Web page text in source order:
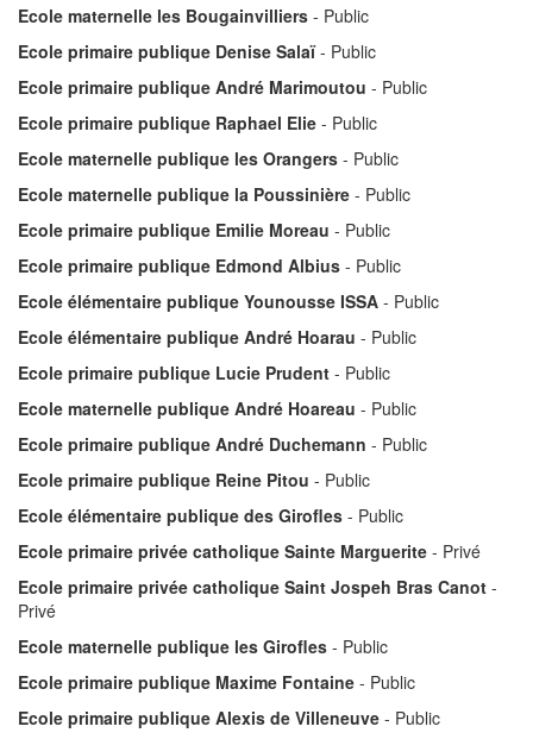
Ecole maternelle les Bougainvilliers - Public
Ecole primaire publique Denise Salaï- Public
Ecole primaire publique André Marimoutou - Public
Ecole primaire publique Raphael Elie - Public
Ecole maternelle publique les Orangers - Public
Ecole maternelle publique la Poussinière - Public
Ecole primaire publique Emilie Moreau - Public
Ecole primaire publique Edmond Albius - Public
Ecole élémentaire publique Younousse ISSA - Public
Ecole élémentaire publique André Hoarau - Public
Ecole primaire publique Lucie Prudent - Public
Ecole maternelle publique André Hoareau - Public
Ecole primaire publique André Duchemann - Public
Ecole primaire publique Reine Pitou - Public
Ecole élémentaire publique des Girofles - Public
Ecole primaire privée catholique Sainte Marguerite - Privé
Ecole primaire privée catholique Saint Jospeh Bras Canot -
Privé
Ecole maternelle publique les Girofles - Public
Ecole primaire publique Maxime Fontaine - Public
Ecole primaire publique Alexis de Villeneuve - Public